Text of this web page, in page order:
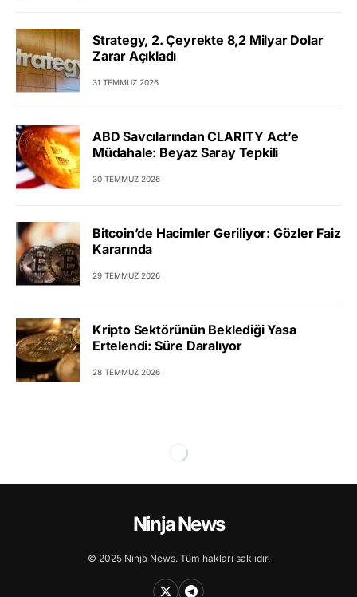
Strategy, 2. Çeyrekte 8,2 Milyar Dolar
Zarar Açıkladı
31 TEMMUZ 2026
ABD Savcılarından CLARITY Act’e
Müdahale: Beyaz Saray Tepkili
30 TEMMUZ 2026
Bitcoin’de Hacimler Geriliyor: Gözler Faiz
Kararında
29 TEMMUZ 2026
Kripto Sektörünün Beklediği Yasa
Ertelendi: Süre Daralıyor
28 TEMMUZ 2026
Ninja News
© 2025 Ninja News. Tüm hakları saklıdır.